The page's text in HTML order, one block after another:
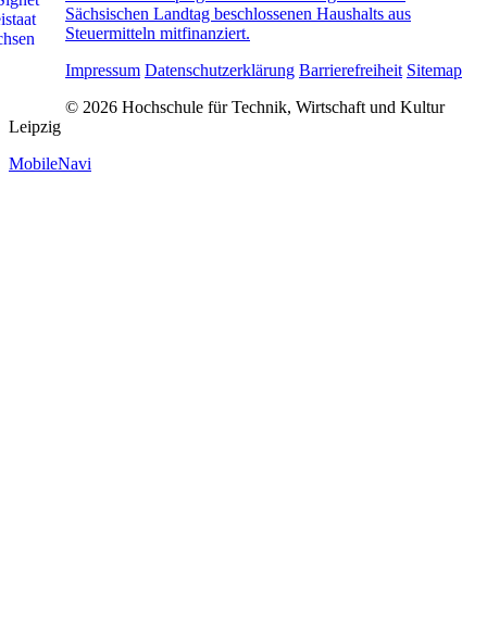
Sächsischen Landtag beschlossenen Haushalts aus
Steuermitteln mitfinanziert.
Impressum Datenschutzerklärung Barrierefreiheit Sitemap
© 2026 Hochschule für Technik, Wirtschaft und Kultur
Leipzig
MobileNavi